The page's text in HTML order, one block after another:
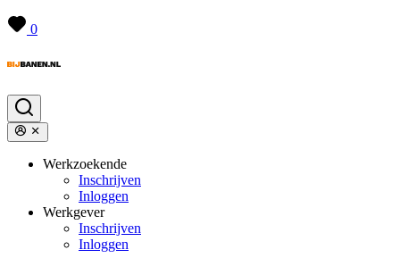
0
Werkzoekende
Inschrijven
Inloggen
Werkgever
Inschrijven
Inloggen